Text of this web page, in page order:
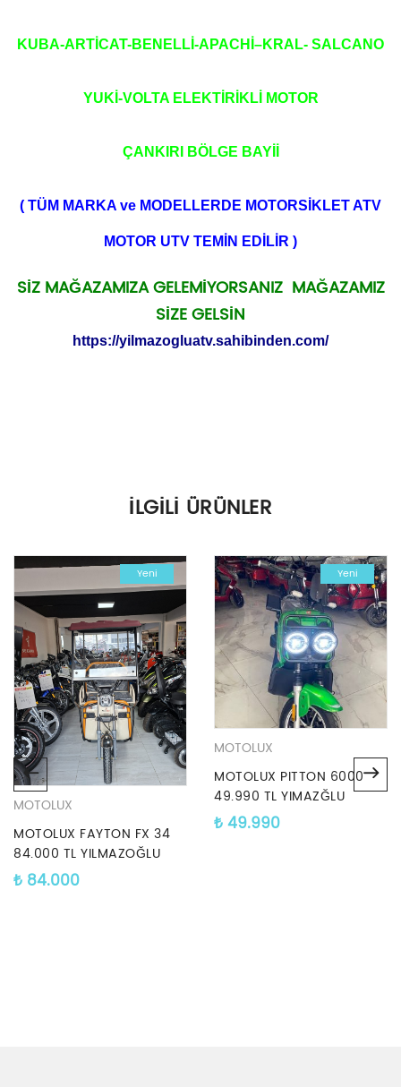
KUBA-ARTİCAT-BENELLİ-APACHİ–KRAL- SALCANO
YUKİ-VOLTA ELEKTİRİKLİ MOTOR
ÇANKIRI BÖLGE BAYİİ
( TÜM MARKA ve MODELLERDE MOTORSİKLET ATV
MOTOR UTV TEMİN EDİLİR )
SİZ MAĞAZAMIZA GELEMİYORSANIZ MAĞAZAMIZ
SİZE GELSİN
https://yilmazogluatv.sahibinden.com/
İLGILI ÜRÜNLER
Yeni
MOTOLUX
MOTOLUX FAYTON FX 34
84.000 TL YILMAZOĞLU
MOTORDA
₺ 84.000
Yeni
MOTOLUX
MOTOLUX PITTON 6000
49.990 TL YIMAZĞLU
MOTORDA
₺49.990